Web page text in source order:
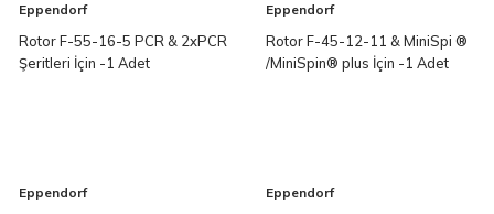
Eppendorf
Rotor F-55-16-5 PCR & 2xPCR
Şeritleri İçin -1 Adet
Eppendorf
Rotor F-45-12-11 & MiniSpi ®
/MiniSpin® plus İçin -1 Adet
Eppendorf Eppendorf